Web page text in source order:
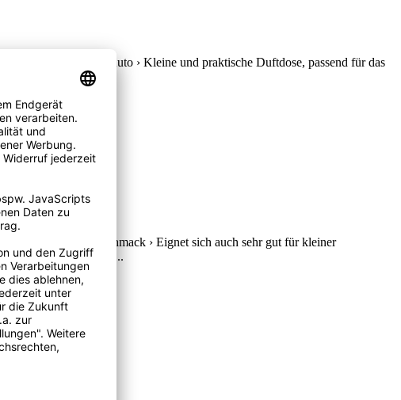
Gerüche im Auto › Kleine und praktische Duftdose, passend für das
Farben in jeder...
trifft er jeden Geschmack › Eignet sich auch sehr gut für kleiner
er besser als ein...